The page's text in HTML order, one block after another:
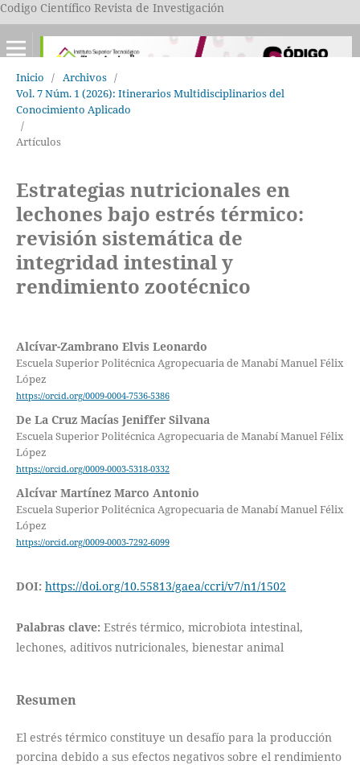
Codigo Científico Revista de Investigación
Inicio / Archivos /
Vol. 7 Núm. 1 (2026): Itinerarios Multidisciplinarios del
Conocimiento Aplicado
/
Artículos
Estrategias nutricionales en
lechones bajo estrés térmico:
revisión sistemática de
integridad intestinal y
rendimiento zootécnico
Alcívar-Zambrano Elvis Leonardo
Escuela Superior Politécnica Agropecuaria de Manabí Manuel Félix
López
https://orcid.org/0009-0004-7536-5386
De La Cruz Macías Jeniffer Silvana
Escuela Superior Politécnica Agropecuaria de Manabí Manuel Félix
López
https://orcid.org/0009-0003-5318-0332
Alcívar Martínez Marco Antonio
Escuela Superior Politécnica Agropecuaria de Manabí Manuel Félix
López
https://orcid.org/0009-0003-7292-6099
DOI: https://doi.org/10.55813/gaea/ccri/v7/n1/1502
Palabras clave: Estrés térmico, microbiota intestinal,
lechones, aditivos nutricionales, bienestar animal
Resumen
El estrés térmico constituye un desafío para la producción
porcina debido a sus efectos negativos sobre el rendimiento